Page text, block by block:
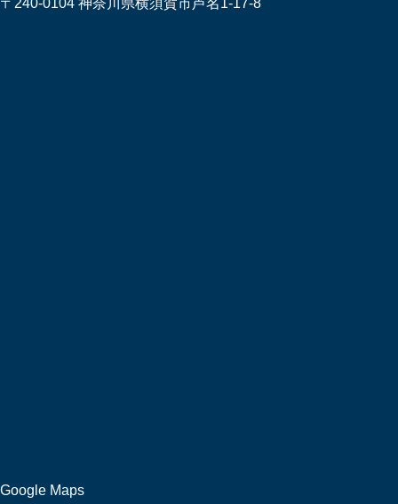
Google Maps